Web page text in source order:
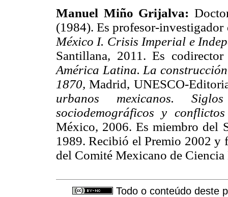
Manuel Miño Grijalva:
(1984). Es profesor-
México I. Crisis Imperial e
Santillana, 2011. Es
América Latina. La
1870, Madrid, UNESCO-
urbanos mexicanos.
sociodemográficos y
México, 2006. Es miembro del
1989. Recibió el Premio 2002 y
del Comité Mexicano de
Todo o conteúdo deste